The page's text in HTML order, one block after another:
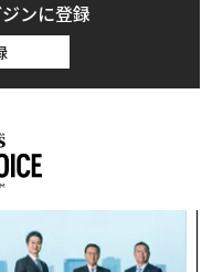
ンに登録